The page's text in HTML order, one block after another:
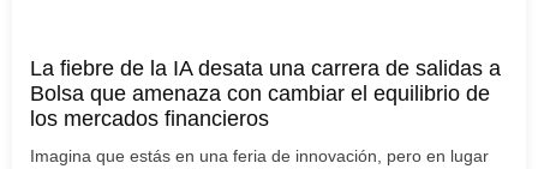
La fiebre de la IA desata una carrera de salidas a
Bolsa que amenaza con cambiar el equilibrio de
los mercados financieros
Imagina que estás en una feria de innovación, pero en lugar